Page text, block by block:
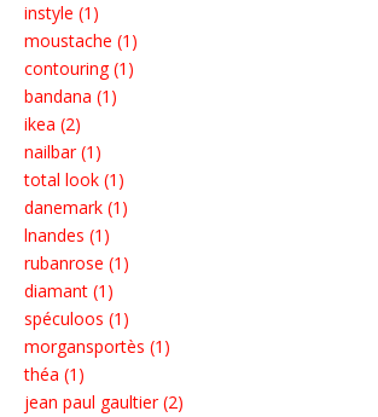
instyle (1)
moustache (1)
contouring (1)
bandana (1)
ikea (2)
nailbar (1)
total look (1)
danemark (1)
lnandes (1)
rubanrose (1)
diamant (1)
spéculoos (1)
morgansportès (1)
théa (1)
jean paul gaultier (2)